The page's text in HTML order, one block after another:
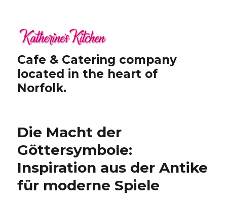
Cafe & Catering company
located in the heart of
Norfolk.
Die Macht der
Göttersymbole:
Inspiration aus der Antike
für moderne Spiele